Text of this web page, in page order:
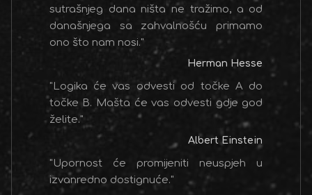
sutrašnjeg dana ništa ne tražimo, a od
današnjega sa zahvalnošću primamo
ono što nam nosi."
Herman Hesse
"Logika će vas odvesti od točke A do
točke B. Mašta će vas odvesti gdje god
želite."
Albert Einstein
"Upornost će promijeniti neuspjeh u
izvanredno dostignuće."